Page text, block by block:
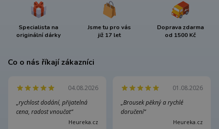
Specialista na
originální dárky
Jsme tu pro vás
již 17 let
Doprava zdarma
od 1500 Kč
Co o nás říkají zákazníci
04.08.2026
„rychlost dodání, přijatelná
cena, radost vnoučat“
Heureka.cz
01.08.2026
„Brousek pěkný a rychlé
doručení“
Heureka.cz